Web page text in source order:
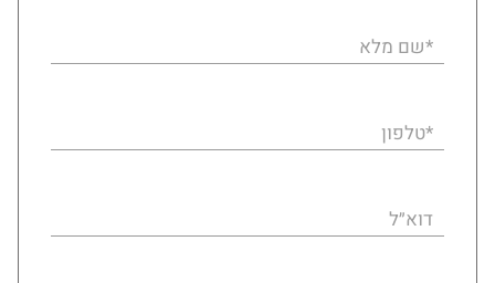
*שם מלא
*טלפון
דוא״ל